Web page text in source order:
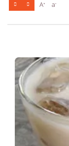
A+ a-